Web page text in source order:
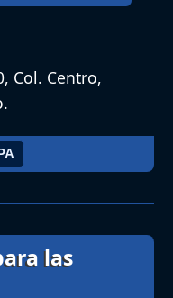
Col. Centro,
las